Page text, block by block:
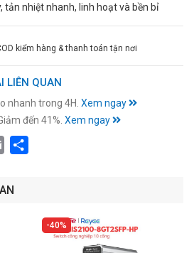
tản nhiệt nhanh, linh hoạt và bền bỉ
kiểm hàng & thanh toán tận nơi
LIÊN QUAN
nhanh trong 4H. Xem ngay
đến 41%. Xem ngay
Email
40%